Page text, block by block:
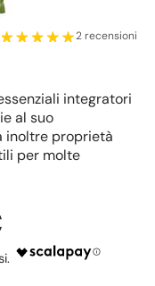
2 recensioni
integratori
al suo
inoltre proprietà
per molte